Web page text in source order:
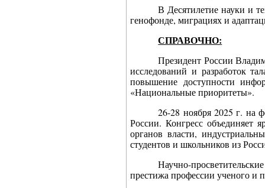
В Десятилетие науки и
генофонде, миграциях и
СПРАВОЧНО:
Президент России
исследований и разработок
повышение доступности
«Национальные приоритеты».
26-28 ноября 2025 г. на
России. Конгресс объединяет
органов власти,
студентов и школьников из
Научно-
престижа профессии ученого и